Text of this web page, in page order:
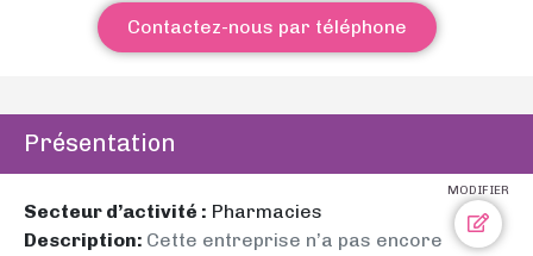
Contactez-nous par téléphone
Présentation
MODIFIER
Secteur d’activité : Pharmacies
Description: Cette entreprise n’a pas encore